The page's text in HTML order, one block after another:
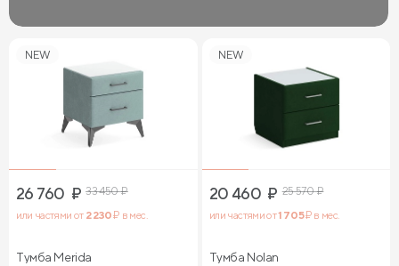
NEW
26 760 ₽ 33 450₽
или частями от 2 230₽ в мес.
Тумба Merida
NEW
20 460 ₽ 25 570₽
или частями от1 705₽ в мес.
Тумба Nolan